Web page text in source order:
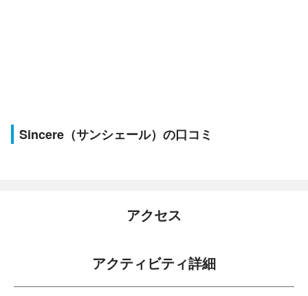
Sincere（サンシェール）の口コミ
アクセス
アクティビティ詳細